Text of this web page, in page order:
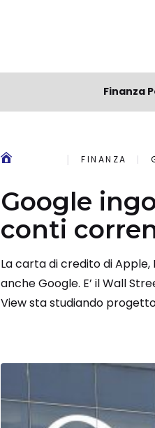
Finanza
FINANZA
Google
conti
La carta di credito di
anche Google. E’ il Wall
View sta studiando